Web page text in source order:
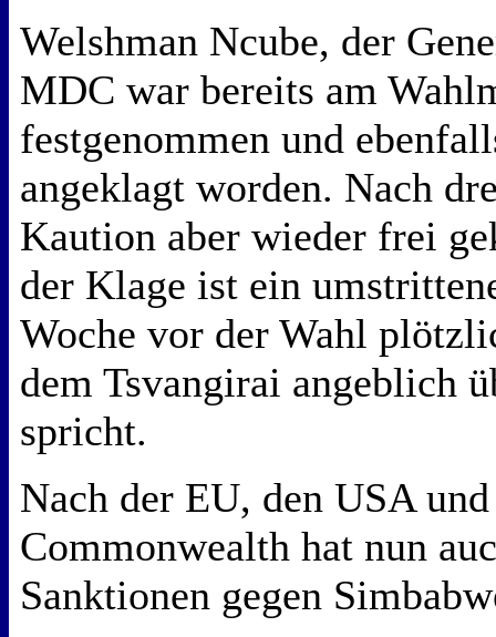
Welshman Ncube, der
MDC war bereits am
festgenommen und
angeklagt worden. Nach
Kaution aber wieder frei
der Klage ist ein
Woche vor der Wahl
dem Tsvangirai angeblich
spricht.
Nach der EU, den USA
Commonwealth hat nun
Sanktionen gegen